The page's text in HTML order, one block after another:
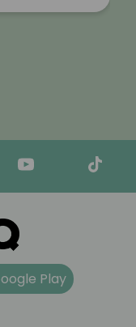
Play